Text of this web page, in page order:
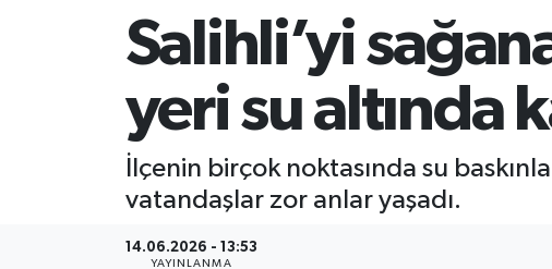
Salihli’yi
yeri su altında
İlçenin birçok noktasında su
vatandaşlar zor anlar yaşadı.
14.06.2026 - 13:53
YAYINLANMA
ÖZEL HABER
POLİTİKA
Programlar